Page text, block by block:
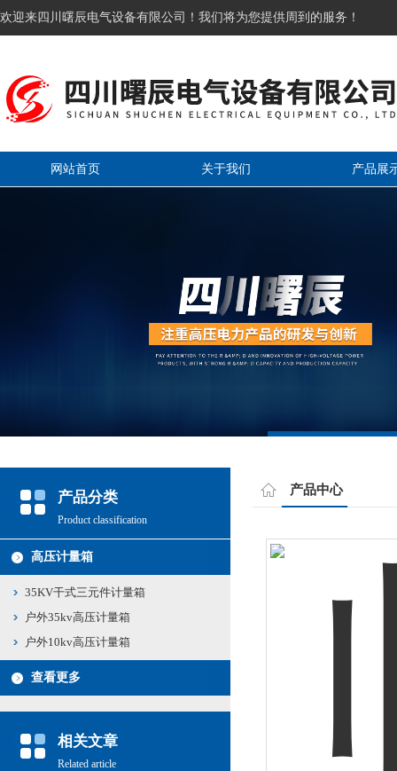
欢迎来四川曙辰电气设备有限公司！我们将为您提供周到的服务！
网站首页 关于我们 产品展
产品分类
Product classification
高压计量箱
35KV干式三元件计量箱
户外35kv高压计量箱
户外10kv高压计量箱
查看更多
相关文章
Related article
产品中心